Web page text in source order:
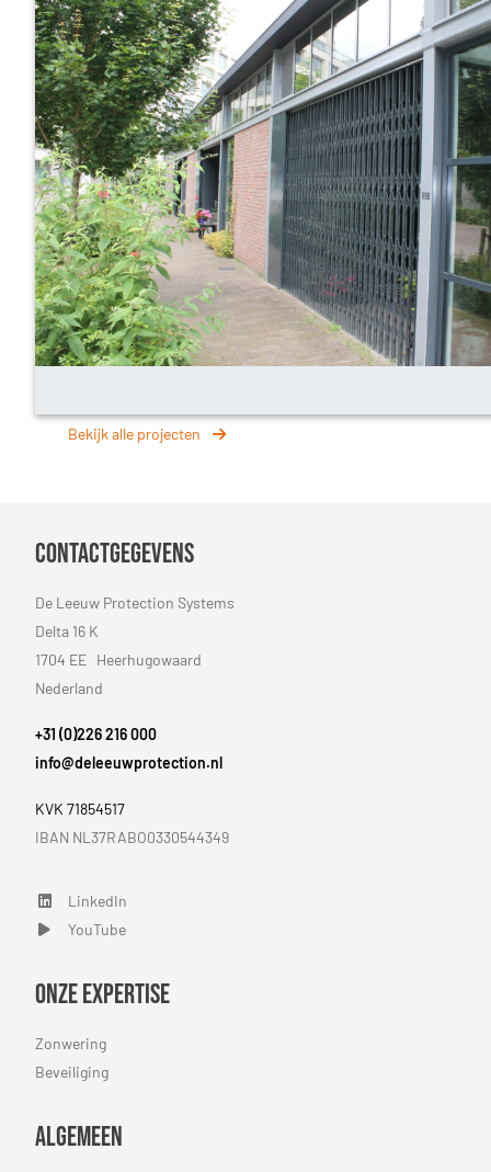
Bekijk alle projecten
Contactgegevens
De Leeuw Protection Systems
Delta 16 K
1704 EE Heerhugowaard
Nederland
+31 (0)226 216 000
info@deleeuwprotection.nl
KVK 71854517
IBAN NL37RABO0330544349
LinkedIn
LinkedIn
YouTube
YouTube
Onze expertise
Zonwering
Beveiliging
Algemeen